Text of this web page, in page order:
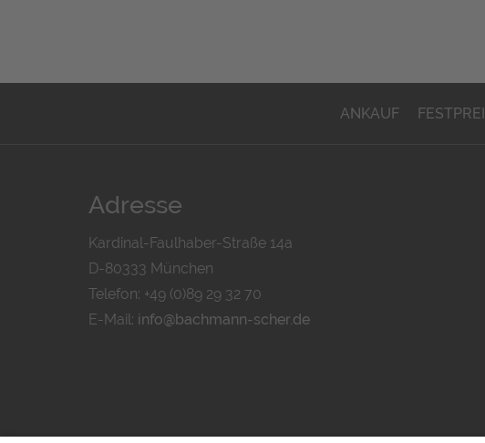
ANKAUF
Adresse
Kardinal-Faulhaber-Straße 14a
D-80333 München
Telefon: +49 (0)89 29 32 70
E-Mail: info@bachmann-scher.de